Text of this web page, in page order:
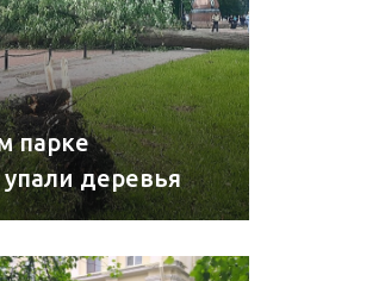
парке
деревья